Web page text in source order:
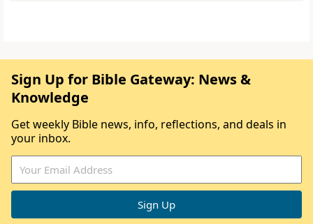
Sign Up for Bible Gateway: News &
Knowledge
Get weekly Bible news, info, reflections, and deals in
your inbox.